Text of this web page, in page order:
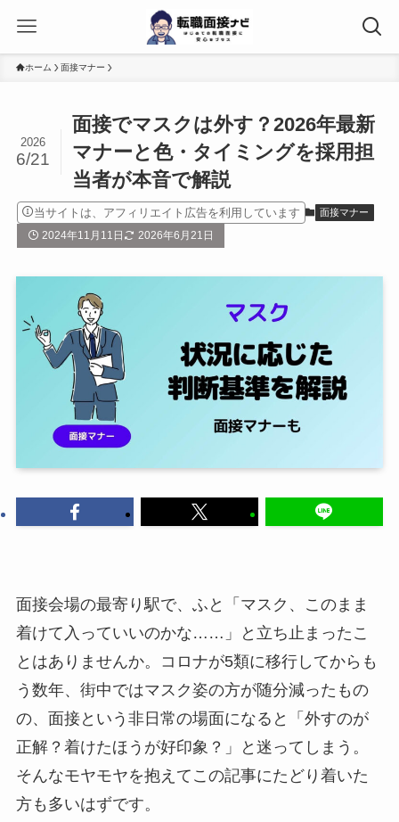
ホーム 面接マナー
面接でマスクは外す？2026年最新
マナーと色・タイミングを採用担
当者が本音で解説
2026
6/21
当サイトは、アフィリエイト広告を利用しています 面接マナー
2024年11月11日 2026年6月21日
面接会場の最寄り駅で、ふと「マスク、このまま
着けて入っていいのかな……」と立ち止まったこ
とはありませんか。コロナが5類に移行してからも
う数年、街中ではマスク姿の方が随分減ったもの
の、面接という非日常の場面になると「外すのが
正解？着けたほうが好印象？」と迷ってしまう。
そんなモヤモヤを抱えてこの記事にたどり着いた
方も多いはずです。